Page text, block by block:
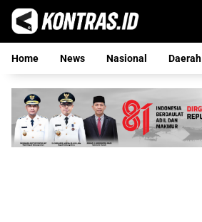
Langsung
konten
Home
News Nasional Daerah